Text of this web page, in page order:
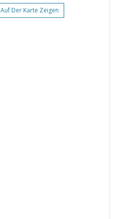
Auf Der Karte Zeigen